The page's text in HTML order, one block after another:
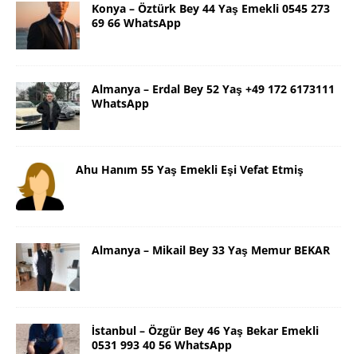
Konya – Öztürk Bey 44 Yaş Emekli 0545 273
69 66 WhatsApp
Almanya – Erdal Bey 52 Yaş +49 172 6173111
WhatsApp
Ahu Hanım 55 Yaş Emekli Eşi Vefat Etmiş
Almanya – Mikail Bey 33 Yaş Memur BEKAR
İstanbul – Özgür Bey 46 Yaş Bekar Emekli
0531 993 40 56 WhatsApp